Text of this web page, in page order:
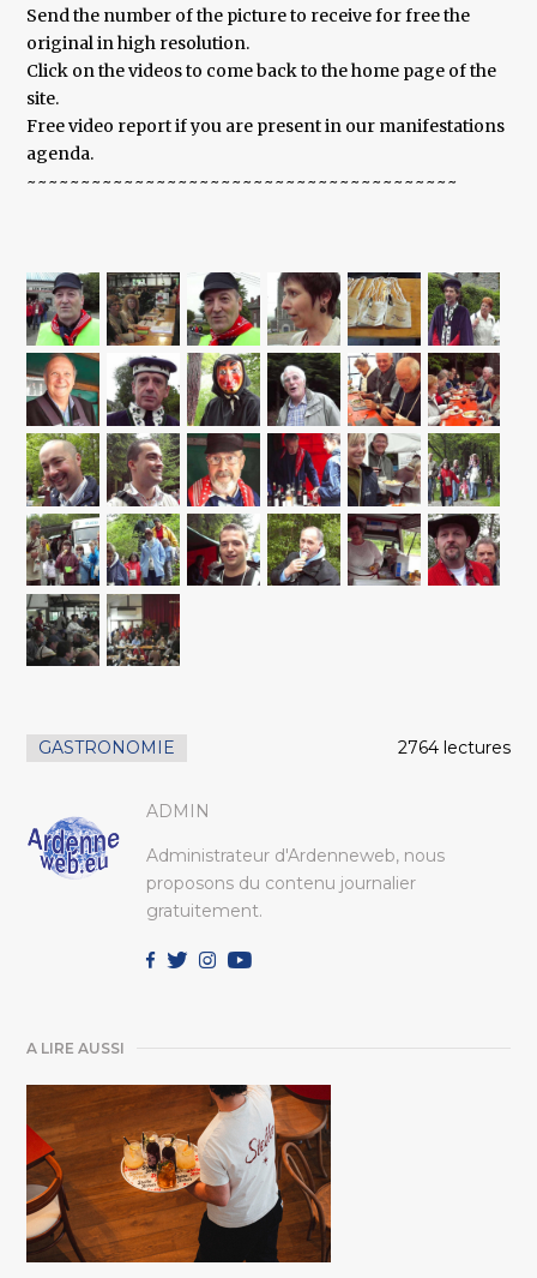
Send the number of the picture to receive for free the
original in high resolution.
Click on the videos to come back to the home page of the
site.
Free video report if you are present in our manifestations
agenda.
~~~~~~~~~~~~~~~~~~~~~~~~~~~~~~~~~~~~~~~~
GASTRONOMIE 2764 lectures
ADMIN
Administrateur d'Ardenneweb, nous
proposons du contenu journalier
gratuitement.
A LIRE AUSSI